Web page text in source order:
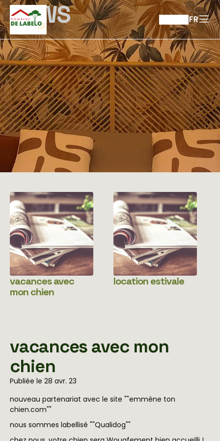
FR
NEWS
vacances avec
mon chien
location estivale
vacances avec mon
chien
Publiée le 28 avr. 23
nouveau partenariat avec le site ""emmène ton
chien.com""
nous sommes labellisé ""Qualidog""